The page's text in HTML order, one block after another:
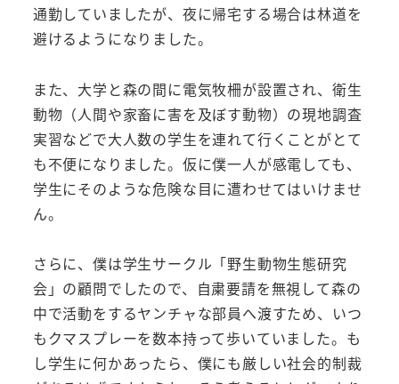
通勤していましたが、夜に帰宅する場合は林道を
避けるようになりました。
また、大学と森の間に電気牧柵が設置され、衛生
動物（人間や家畜に害を及ぼす動物）の現地調査
実習などで大人数の学生を連れて行くことがとて
も不便になりました。仮に僕一人が感電しても、
学生にそのような危険な目に遭わせてはいけませ
ん。
さらに、僕は学生サークル「野生動物生態研究
会」の顧問でしたので、自粛要請を無視して森の
中で活動をするヤンチャな部員へ渡すため、いつ
もクマスプレーを数本持って歩いていました。も
し学生に何かあったら、僕にも厳しい社会的制裁